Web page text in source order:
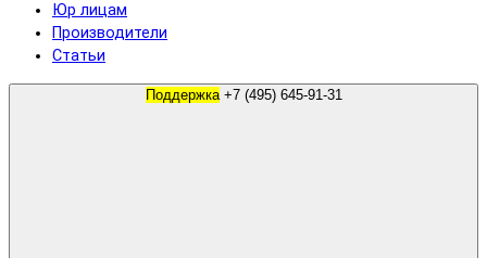
Юр лицам
Производители
Статьи
Поддержка